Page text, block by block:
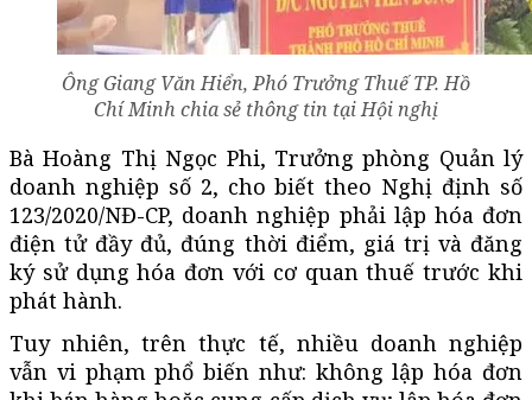
Ông Giang Văn Hiển, Phó Trưởng Thuế TP. Hồ
Chí Minh chia sẻ thông tin tại Hội nghị
Bà Hoàng Thị Ngọc Phi, Trưởng phòng Quản lý
doanh nghiệp số 2, cho biết theo Nghị định số
123/2020/NĐ-CP, doanh nghiệp phải lập hóa đơn
điện tử đầy đủ, đúng thời điểm, giá trị và đăng
ký sử dụng hóa đơn với cơ quan thuế trước khi
phát hành.
Tuy nhiên, trên thực tế, nhiều doanh nghiệp
vẫn vi phạm phổ biến như: không lập hóa đơn